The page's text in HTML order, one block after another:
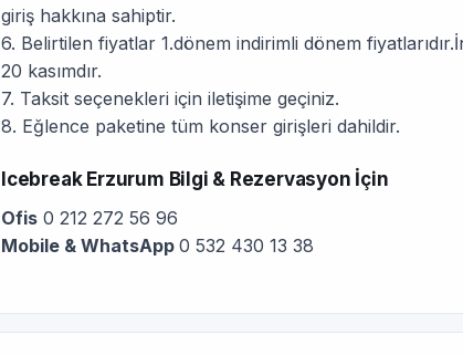
giriş hakkına sahiptir.
6. Belirtilen fiyatlar 1.dönem indirimli dönem
20 kasımdır.
7. Taksit seçenekleri için iletişime geçiniz.
8. Eğlence paketine tüm konser girişleri dahildir.
Icebreak Erzurum Bilgi & Rezervasyon İçin
Ofis 0 212 272 56 96
Mobile & WhatsApp 0 532 430 13 38